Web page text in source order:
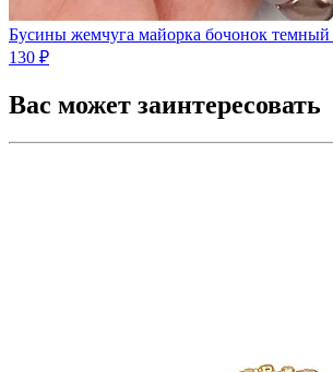
Бусины жемчуга майорка бочонок
130 ₽
Вас может заинтересовать